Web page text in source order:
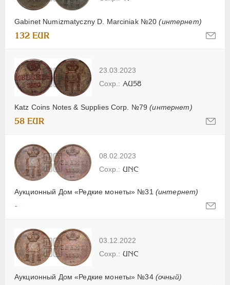
Gabinet Numizmatyczny D. Marciniak №20(интернет)
132 EUR
23.03.2023
Katz Coins Notes & Supplies Corp. №79(интернет)
AU58
58 EUR
08.02.2023
Аукционный Дом «Редкие монеты» №31 (интернет)
UNC
-
03.12.2022
Аукционный Дом «Редкие монеты» №34 (очный)
UNC